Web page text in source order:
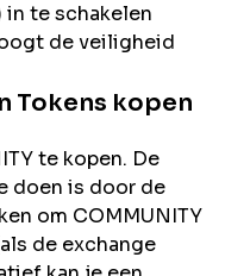
te schakelen
de veiligheid
Tokens kopen
te kopen. De
doen is door de
om COMMUNITY
de exchange